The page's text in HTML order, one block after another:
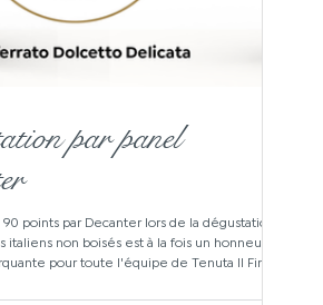
par panel
points par Decanter lors de la dégustation
italiens non boisés est à la fois un honneur et
pour toute l'équipe de Tenuta Il Finale.
bien plus important : le travail discret et